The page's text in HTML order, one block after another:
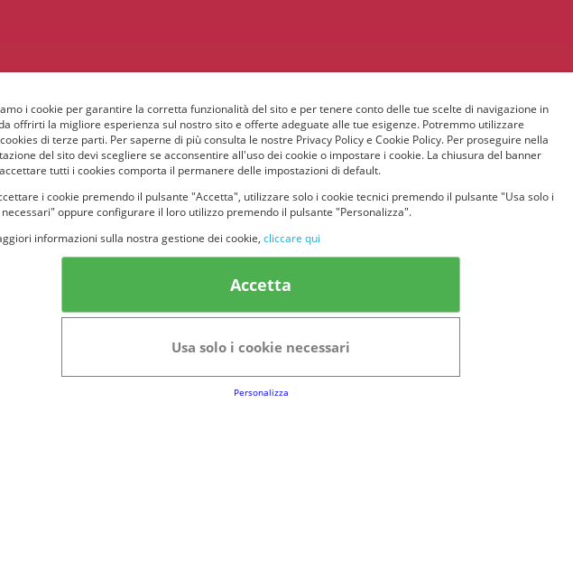
FAQs
Regolamento del Servizio
i cookie per garantire la corretta funzionalità del sito e per tenere conto delle tue scelte di navigazione in
offrirti la migliore esperienza sul nostro sito e offerte adeguate alle tue esigenze. Potremmo utilizzare
di terze parti. Per saperne di più consulta le nostre Privacy Policy e Cookie Policy. Per proseguire nella
del sito devi scegliere se acconsentire all'uso dei cookie o impostare i cookie. La chiusura del banner
tutti i cookies comporta il permanere delle impostazioni di default.
i cookie premendo il pulsante "Accetta", utilizzare solo i cookie tecnici premendo il pulsante "Usa solo i
oppure configurare il loro utilizzo premendo il pulsante "Personalizza".
informazioni sulla nostra gestione dei cookie, cliccare qui
Accetta
Usa solo i cookie necessari
Personalizza